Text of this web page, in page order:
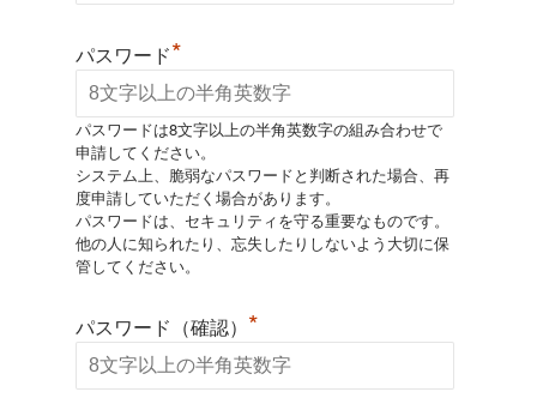
パスワード*
パスワードは8文字以上の半角英数字の組み合わせで
申請してください。
システム上、脆弱なパスワードと判断された場合、再
度申請していただく場合があります。
パスワードは、セキュリティを守る重要なものです。
他の人に知られたり、忘失したりしないよう大切に保
管してください。
パスワード（確認） *